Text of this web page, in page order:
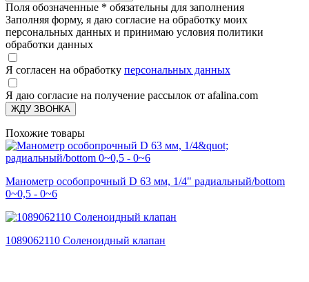
Поля обозначенные * обязательны для заполнения
Заполняя форму, я даю согласие на обработку моих
персональных данных и принимаю условия политики
обработки данных
Я согласен на обработку персональных данных
Я даю согласие на получение рассылок от afalina.com
ЖДУ ЗВОНКА
Похожие товары
Манометр особопрочный D 63 мм, 1/4" радиальный/bottom
0~0,5 - 0~6
1089062110 Соленоидный клапан